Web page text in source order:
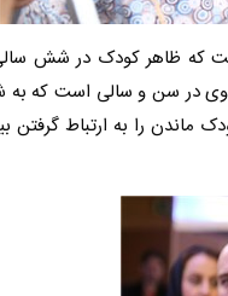
که ظاهر کودک در شش
وی در سن و سالی است که
ماندن را به ارتباط